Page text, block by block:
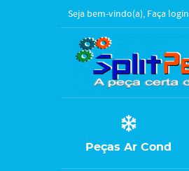
Seja bem-vindo(a), Faça login
Peças Ar Cond